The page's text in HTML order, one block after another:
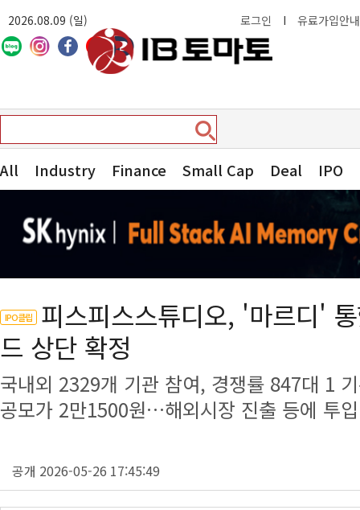
2026.08.09 (일) 로그인 I 유료가입안내
All Industry Finance Small Cap Deal IPO
IPO클립
피스피스스튜디오, '마르디'
드 상단 확정
국내외 2329개 기관 참여, 경쟁률 847대 1
공모가 2만1500원…해외시장 진출 등에 투입
공개 2026-05-26 17:45:49